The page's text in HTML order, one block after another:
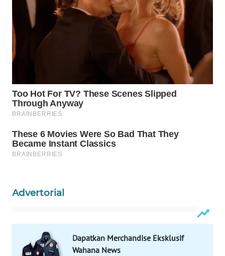
Advertorial
Dapatkan Merchandise Eksklusif
Wahana News
WAHANA
ADVOKAT
WAHANA
KONSUMEN
WAHANA
WAHANA
WAHANA
ID